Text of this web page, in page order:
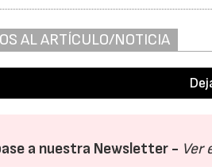
AL ARTÍCULO/NOTICIA
a nuestra Newsletter - Ver